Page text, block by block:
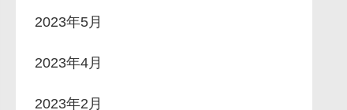
2023年5月
2023年4月
2023年2月